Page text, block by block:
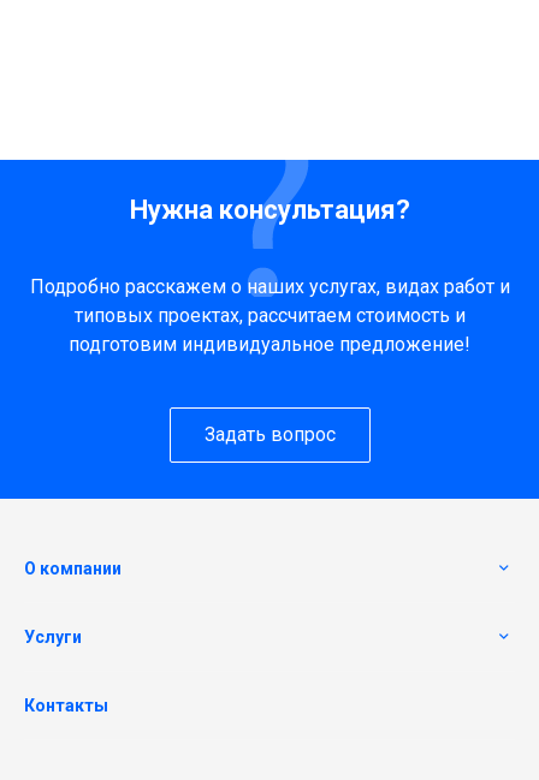
Нужна консультация?
Подробно расскажем о наших услугах, видах работ и
типовых проектах, рассчитаем стоимость и
подготовим индивидуальное предложение!
Задать вопрос
О компании
Услуги
Контакты